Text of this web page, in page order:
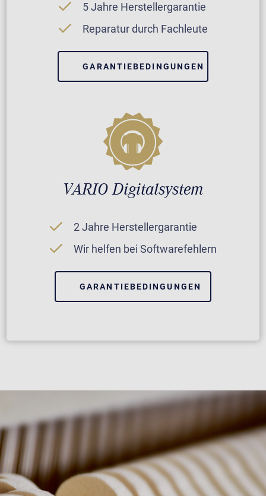
5 Jahre Herstellergarantie
Reparatur durch Fachleute
GARANTIEBEDINGUNGEN
VARIO Digitalsystem
2 Jahre Herstellergarantie
Wir helfen bei Softwarefehlern
GARANTIEBEDINGUNGEN